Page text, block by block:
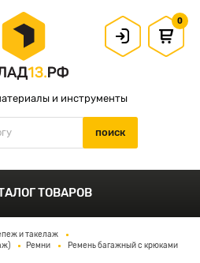
и инструменты
0
ТОВАРОВ
и такелаж
Ремни
Ремень багажный с крюками